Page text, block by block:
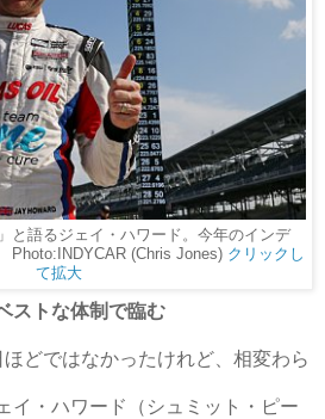
と語るジェイ・ハワード。今年のインデ
Photo:INDYCAR (Chris Jones) クリックし
て拡大
ストな体制で臨む
どではなかったけれど、相変わら
・ハワード（シュミット・ピー